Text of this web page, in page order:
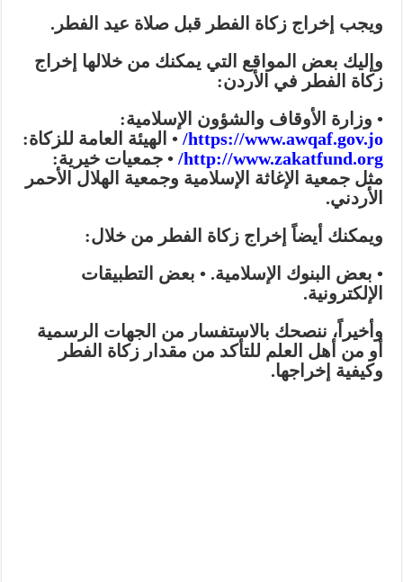
ويجب إخراج زكاة الفطر قبل صلاة عيد الفطر.
وإليك بعض المواقع التي يمكنك من خلالها إخراج
زكاة الفطر في الأردن:
• وزارة الأوقاف والشؤون الإسلامية:
https://www.awqaf.gov.jo/ • الهيئة العامة للزكاة:
http://www.zakatfund.org/ • جمعيات خيرية:
مثل جمعية الإغاثة الإسلامية وجمعية الهلال الأحمر
الأردني.
ويمكنك أيضاً إخراج زكاة الفطر من خلال:
• بعض البنوك الإسلامية. • بعض التطبيقات
الإلكترونية.
وأخيراً، ننصحك بالاستفسار من الجهات الرسمية
أو من أهل العلم للتأكد من مقدار زكاة الفطر
وكيفية إخراجها.